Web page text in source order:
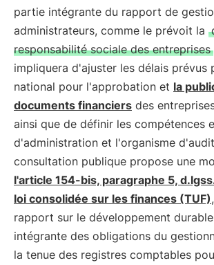
partie intégrante du rapport de
administrateurs, comme le prévoit la
responsabilité sociale des entreprises
impliquera d'ajuster les délais prévus
national pour l'approbation et la
documents financiers des
ainsi que de définir les compétences
d'administration et l'organisme
consultation publique propose une
l'article 154-bis, paragraphe 5,
loi consolidée sur les finances (TUF)
rapport sur le développement
intégrante des obligations du
la tenue des registres comptables